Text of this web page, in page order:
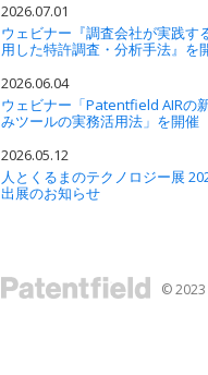
2026.07.01
ウェビナー『調査会社が実践す
用した特許調査・分析手法』を
2026.06.04
ウェビナー「Patentfield AIRの
みツールの実務活用法」を開催
2026.05.12
人とくるまのテクノロジー展
出展のお知らせ
© 2023